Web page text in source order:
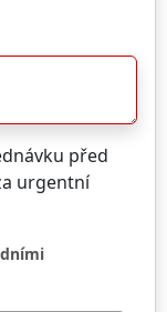
před
urgentní